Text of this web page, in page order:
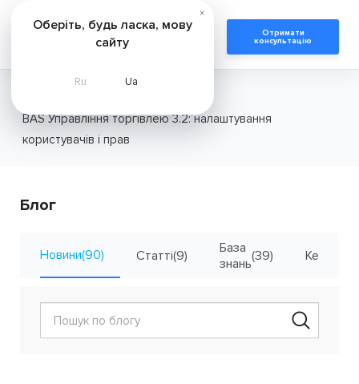
Отримати
консультацію
BAS Управління торгівлею 3.2: налаштування
користувачів і прав
Блог
Новини(90) Статті(9)
База
знань(39) Кейси
×
Оберіть, будь ласка, мову
сайту
Ru Ua